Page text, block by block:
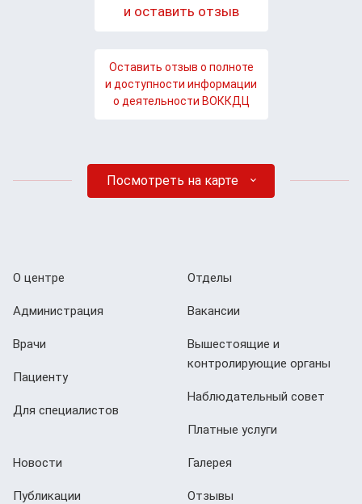
и оставить отзыв
Оставить отзыв о полноте
и доступности информации
о деятельности ВОККДЦ
Посмотреть на карте
О центре
Администрация
Врачи
Пациенту
Для специалистов
Отделы
Вакансии
Вышестоящие и
контролирующие органы
Наблюдательный совет
Платные услуги
Новости
Публикации
Галерея
Отзывы